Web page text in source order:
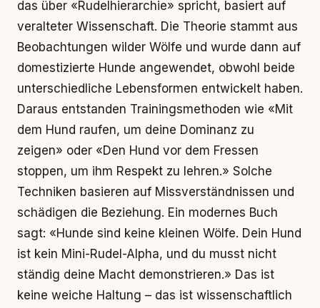
das über «Rudelhierarchie» spricht, basiert auf
veralteter Wissenschaft. Die Theorie stammt aus
Beobachtungen wilder Wölfe und wurde dann auf
domestizierte Hunde angewendet, obwohl beide
unterschiedliche Lebensformen entwickelt haben.
Daraus entstanden Trainingsmethoden wie «Mit
dem Hund raufen, um deine Dominanz zu
zeigen» oder «Den Hund vor dem Fressen
stoppen, um ihm Respekt zu lehren.» Solche
Techniken basieren auf Missverständnissen und
schädigen die Beziehung. Ein modernes Buch
sagt: «Hunde sind keine kleinen Wölfe. Dein Hund
ist kein Mini-Rudel-Alpha, und du musst nicht
ständig deine Macht demonstrieren.» Das ist
keine weiche Haltung – das ist wissenschaftlich